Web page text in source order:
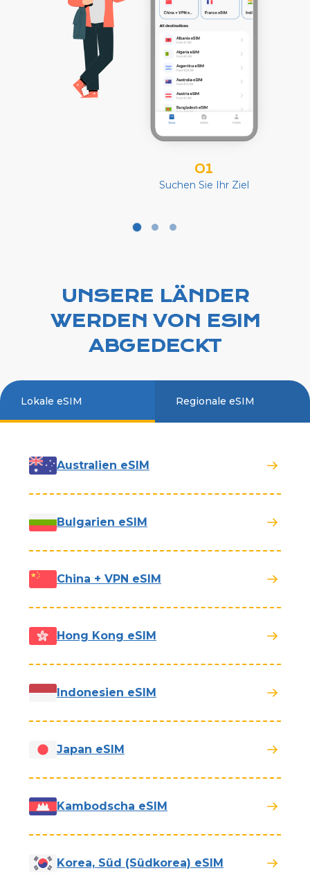
01
Suchen Sie Ihr Ziel
UNSERE LÄNDER
WERDEN VON ESIM
ABGEDECKT
Lokale eSIM Regionale eSIM
Australien eSIM
Bulgarien eSIM
China + VPN eSIM
Hong Kong eSIM
Indonesien eSIM
Japan eSIM
Kambodscha eSIM
Korea, Süd (Südkorea) eSIM